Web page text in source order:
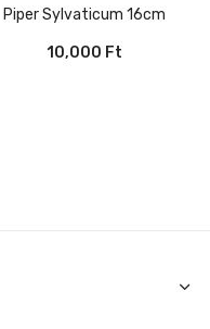
Piper Sylvaticum 16cm
10,000 Ft